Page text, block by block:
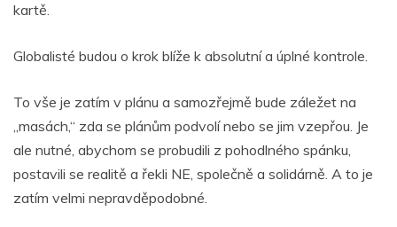
kartě.
Globalisté budou o krok blíže k absolutní a úplné kontrole.
To vše je zatím v plánu a samozřejmě bude záležet na
„masách,“ zda se plánům podvolí nebo se jim vzepřou. Je
ale nutné, abychom se probudili z pohodlného spánku,
postavili se realitě a řekli NE, společně a solidárně. A to je
zatím velmi nepravděpodobné.